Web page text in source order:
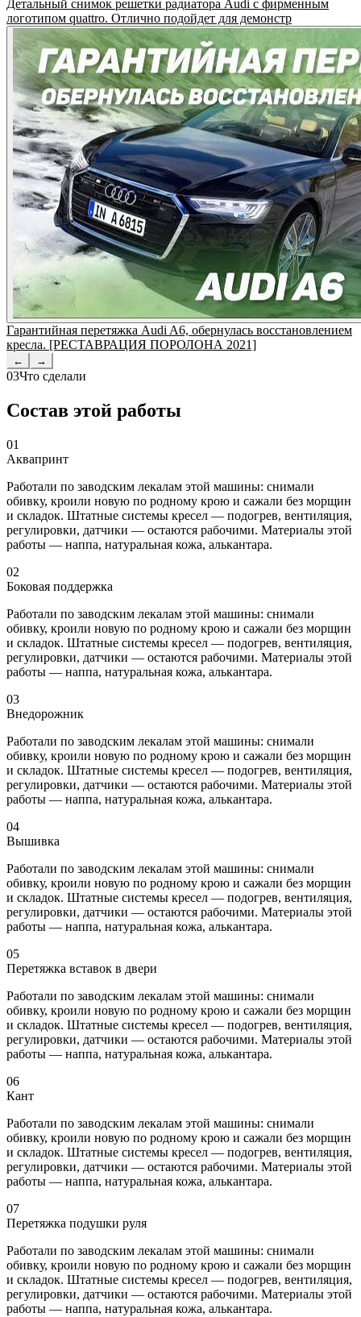
Детальный снимок решетки радиатора Audi с фирменным
логотипом quattro. Отлично подойдет для демонстр
Гарантийная перетяжка Audi A6, обернулась восстановлением
кресла. [РЕСТАВРАЦИЯ ПОРОЛОНА 2021]
← →
03Что сделали
Состав этой работы
01
Аквапринт
Работали по заводским лекалам этой машины: снимали
обивку, кроили новую по родному крою и сажали без морщин
и складок. Штатные системы кресел — подогрев, вентиляция,
регулировки, датчики — остаются рабочими. Материалы этой
работы — наппа, натуральная кожа, алькантара.
02
Боковая поддержка
Работали по заводским лекалам этой машины: снимали
обивку, кроили новую по родному крою и сажали без морщин
и складок. Штатные системы кресел — подогрев, вентиляция,
регулировки, датчики — остаются рабочими. Материалы этой
работы — наппа, натуральная кожа, алькантара.
03
Внедорожник
Работали по заводским лекалам этой машины: снимали
обивку, кроили новую по родному крою и сажали без морщин
и складок. Штатные системы кресел — подогрев, вентиляция,
регулировки, датчики — остаются рабочими. Материалы этой
работы — наппа, натуральная кожа, алькантара.
04
Вышивка
Работали по заводским лекалам этой машины: снимали
обивку, кроили новую по родному крою и сажали без морщин
и складок. Штатные системы кресел — подогрев, вентиляция,
регулировки, датчики — остаются рабочими. Материалы этой
работы — наппа, натуральная кожа, алькантара.
05
Перетяжка вставок в двери
Работали по заводским лекалам этой машины: снимали
обивку, кроили новую по родному крою и сажали без морщин
и складок. Штатные системы кресел — подогрев, вентиляция,
регулировки, датчики — остаются рабочими. Материалы этой
работы — наппа, натуральная кожа, алькантара.
06
Кант
Работали по заводским лекалам этой машины: снимали
обивку, кроили новую по родному крою и сажали без морщин
и складок. Штатные системы кресел — подогрев, вентиляция,
регулировки, датчики — остаются рабочими. Материалы этой
работы — наппа, натуральная кожа, алькантара.
07
Перетяжка подушки руля
Работали по заводским лекалам этой машины: снимали
обивку, кроили новую по родному крою и сажали без морщин
и складок. Штатные системы кресел — подогрев, вентиляция,
регулировки, датчики — остаются рабочими. Материалы этой
работы — наппа, натуральная кожа, алькантара.